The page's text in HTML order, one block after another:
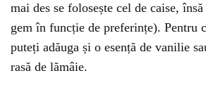
mai des se folosește cel de caise,
gem în funcție de preferințe). Pentru
puteți adăuga și o esență de vanilie
rasă de lămâie.